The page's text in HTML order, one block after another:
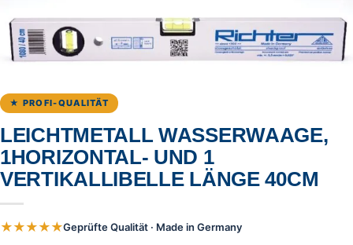
★ PROFI-QUALITÄT
LEICHTMETALL WASSERWAAGE,
1HORIZONTAL- UND 1
VERTIKALLIBELLE LÄNGE 40CM
★★★★★Geprüfte Qualität · Made in Germany